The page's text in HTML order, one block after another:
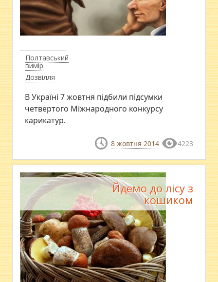
Полтавський
вимір
Дозвілля
В Україні 7 жовтня підбили підсумки
четвертого Міжнародного конкурсу
карикатур.
8 жовтня 2014 4223
Йдемо до лісу з
кошиком